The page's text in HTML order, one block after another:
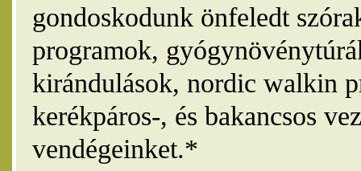
gondoskodunk önfeledt
programok,
kirándulások, nordic walkin
kerékpáros-, és bakancsos
vendégeinket.*